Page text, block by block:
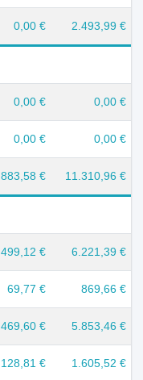
0,00 € 2.493,99 €
0,00 € 0,00 €
0,00 € 0,00 €
883,58 € 11.310,96 €
499,12 € 6.221,39 €
69,77 € 869,66 €
469,60 € 5.853,46 €
128,81 € 1.605,52 €